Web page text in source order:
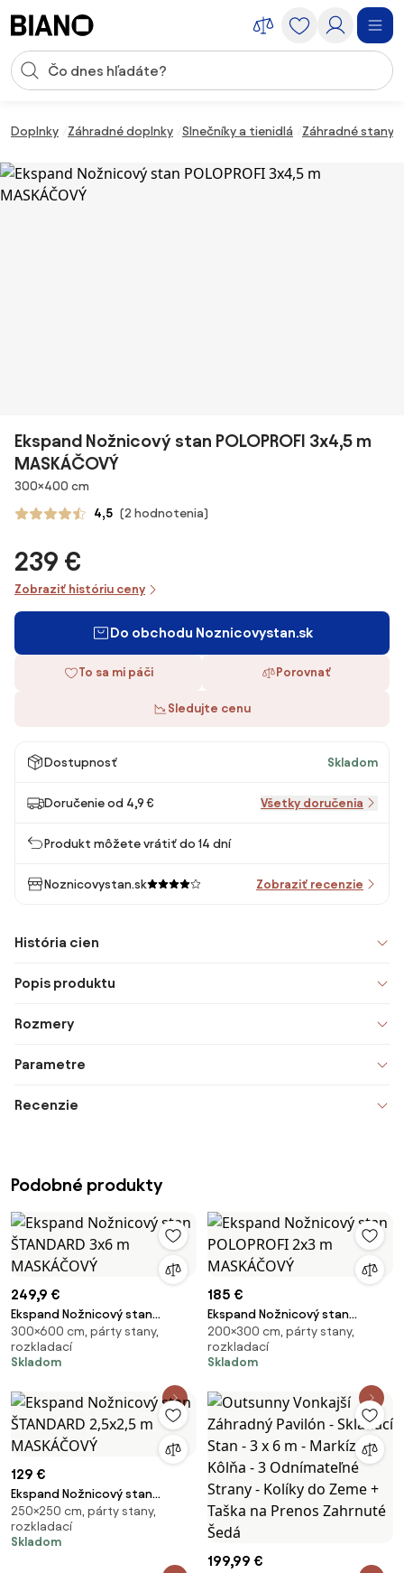
Vstup pre vyhľadávanie
Doplnky Záhradné doplnky Slnečníky a tienidlá Záhradné stany
Ekspand Nožnicový stan POLOPROFI 3x4,5 m
MASKÁČOVÝ
Rozmery
300×400 cm
4,5 (2 hodnotenia)
239 €
Zobraziť históriu ceny
Do obchodu Noznicovystan.sk
To sa mi páči Porovnať
Sledujte cenu
Dostupnosť Skladom
Doručenie od 4,9 € Všetky doručenia
Produkt môžete vrátiť do 14 dní
Noznicovystan.sk Zobraziť recenzie
História cien
Popis produktu
Rozmery
Parametre
Recenzie
Podobné produkty
249,9 €
Ekspand Nožnicový stan
ŠTANDARD 3x6 m MASKÁČOVÝ
300×600 cm, párty stany,
rozkladací
Skladom
185 €
Ekspand Nožnicový stan
POLOPROFI 2x3 m MASKÁČOVÝ
200×300 cm, párty stany,
rozkladací
Skladom
129 €
Ekspand Nožnicový stan
ŠTANDARD 2,5x2,5 m
MASKÁČOVÝ
250×250 cm, párty stany,
rozkladací
Skladom
199,99 €